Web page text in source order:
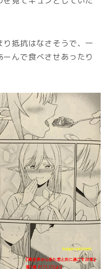
抵抗はなさそうで、一
んで食べさせあったり